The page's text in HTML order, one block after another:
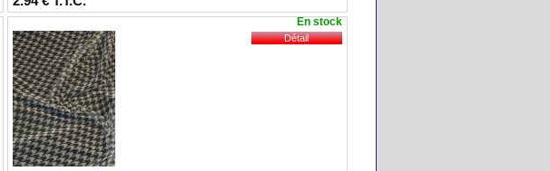
En stock